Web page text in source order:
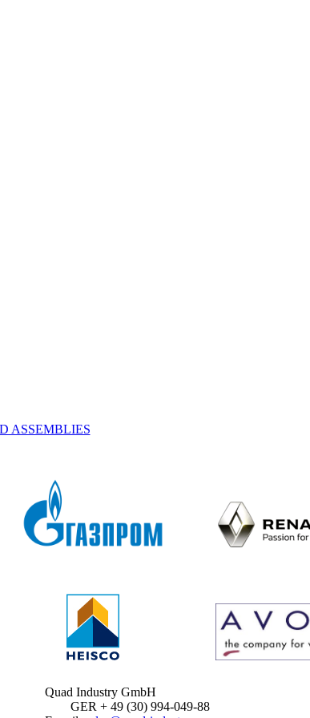
ASSEMBLIES
Quad Industry GmbH
GER + 49 (30) 994-049-88